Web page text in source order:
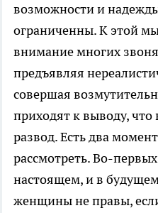
возможности и
ограниченны. К этой
внимание многих
предъявляя
совершая
приходят к выводу,
развод. Есть два
рассмотреть. Во-
настоящем, и в
женщины не правы,